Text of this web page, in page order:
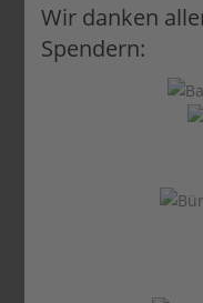
Wir danken
Spendern: